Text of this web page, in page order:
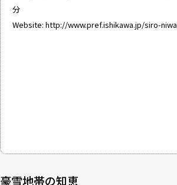
分
Website: http://www.pref.ishikawa.jp/siro-
豪雪地帯の知恵